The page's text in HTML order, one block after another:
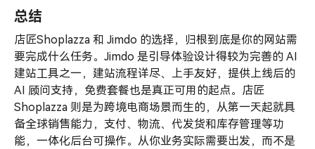
总结
店匠Shoplazza 和 Jimdo 的选择，归根到底是你的网站需
要完成什么任务。Jimdo 是引导体验设计得较为完善的 AI
建站工具之一，建站流程详尽、上手友好，提供上线后的
AI 顾问支持，免费套餐也是真正可用的起点。店匠
Shoplazza 则是为跨境电商场景而生的，从第一天起就具
备全球销售能力，支付、物流、代发货和库存管理等功
能，一体化后台可操作。从你业务实际需要出发，而不是